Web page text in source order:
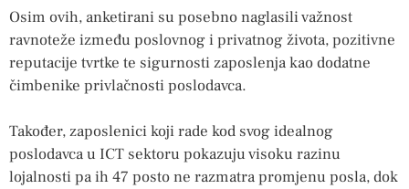
Osim ovih, anketirani su posebno naglasili važnost
ravnoteže između poslovnog i privatnog života, pozitivne
reputacije tvrtke te sigurnosti zaposlenja kao dodatne
čimbenike privlačnosti poslodavca.
Također, zaposlenici koji rade kod svog idealnog
poslodavca u ICT sektoru pokazuju visoku razinu
lojalnosti pa ih 47 posto ne razmatra promjenu posla, dok